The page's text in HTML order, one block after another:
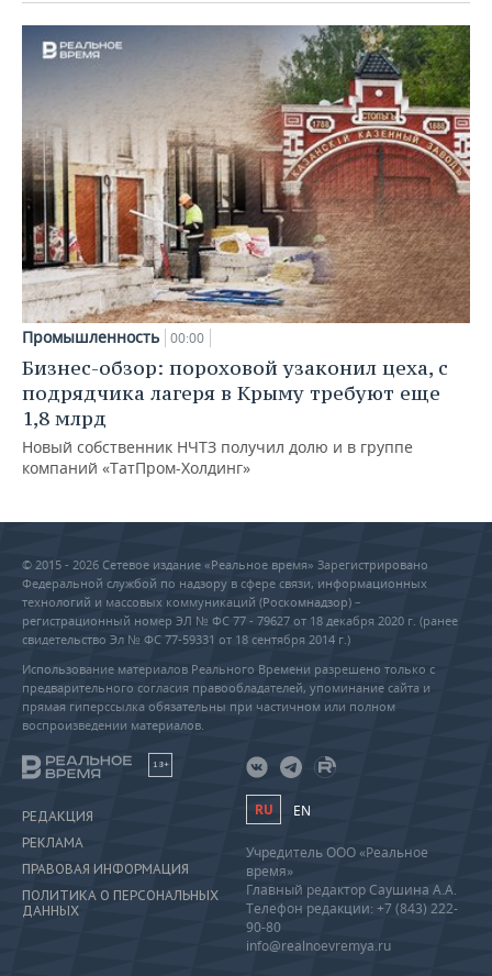
Промышленность 00:00
Бизнес-обзор: пороховой узаконил цеха, с
подрядчика лагеря в Крыму требуют еще
1,8 млрд
Новый собственник НЧТЗ получил долю и в группе
компаний «ТатПром-Холдинг»
© 2015 - 2026 Сетевое издание «Реальное время» Зарегистрировано
Федеральной службой по надзору в сфере связи, информационных
технологий и массовых коммуникаций (Роскомнадзор) –
регистрационный номер ЭЛ № ФС 77 - 79627 от 18 декабря 2020 г. (ранее
свидетельство Эл № ФС 77-59331 от 18 сентября 2014 г.)
Использование материалов Реального Времени разрешено только с
предварительного согласия правообладателей, упоминание сайта и
прямая гиперссылка обязательны при частичном или полном
воспроизведении материалов.
18+
РЕДАКЦИЯ
РЕКЛАМА
ПРАВОВАЯ ИНФОРМАЦИЯ
ПОЛИТИКА О ПЕРСОНАЛЬНЫХ
ДАННЫХ
RU EN
Учредитель ООО «Реальное
время»
Главный редактор Саушина А.А.
Телефон редакции: +7 (843) 222-
90-80
info@realnoevremya.ru